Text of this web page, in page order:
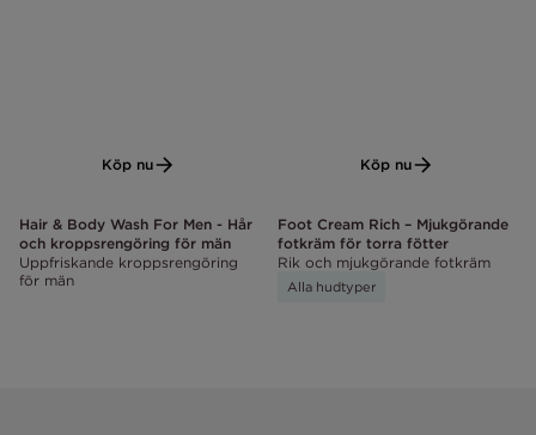
Köp nu
Hair & Body Wash For Men - Hår
och kroppsrengöring för män
Uppfriskande kroppsrengöring
för män
Köp nu
Foot Cream Rich – Mjukgörande
fotkräm för torra fötter
Rik och mjukgörande fotkräm
Alla hudtyper